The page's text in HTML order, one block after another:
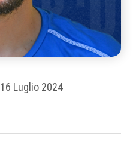
16 Luglio 2024